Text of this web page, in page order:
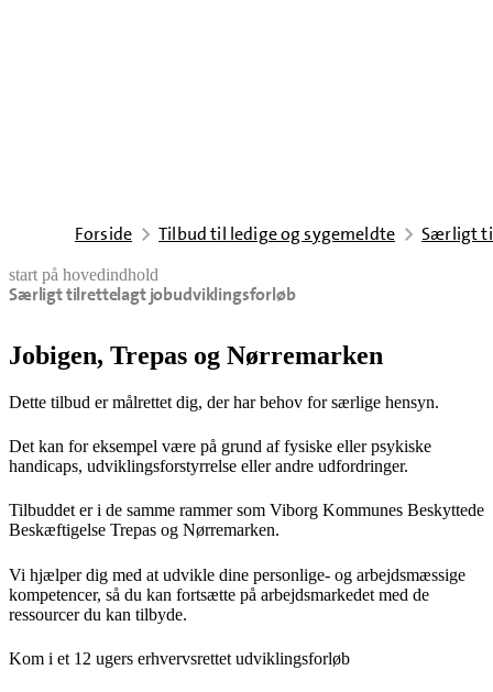
Forside Tilbud til ledige og sygemeldte Særligt
start på hovedindhold
Særligt tilrettelagt jobudviklingsforløb
senest opdateret 21. april 2026
Jobigen, Trepas og Nørremarken
Dette tilbud er målrettet dig, der har behov for særlige hensyn.
Det kan for eksempel være på grund af fysiske eller psykiske
handicaps, udviklingsforstyrrelse eller andre udfordringer.
Tilbuddet er i de samme rammer som Viborg Kommunes Beskyttede
Beskæftigelse Trepas og Nørremarken.
Vi hjælper dig med at udvikle dine personlige- og arbejdsmæssige
kompetencer, så du kan fortsætte på arbejdsmarkedet med de
ressourcer du kan tilbyde.
Kom i et 12 ugers erhvervsrettet udviklingsforløb